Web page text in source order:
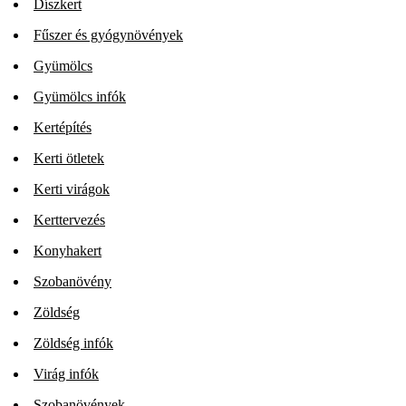
Díszkert
Fűszer és gyógynövények
Gyümölcs
Gyümölcs infók
Kertépítés
Kerti ötletek
Kerti virágok
Kerttervezés
Konyhakert
Szobanövény
Zöldség
Zöldség infók
Virág infók